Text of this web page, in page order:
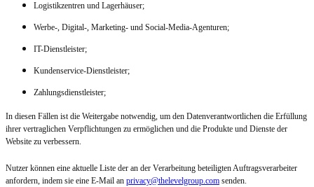
Logistikzentren und Lagerhäuser;
Werbe-, Digital-, Marketing- und Social-Media-Agenturen;
IT-Dienstleister;
Kundenservice-Dienstleister;
Zahlungsdienstleister;
In diesen Fällen ist die Weitergabe notwendig, um den Datenverantwortlichen die Erfüllung
ihrer vertraglichen Verpflichtungen zu ermöglichen und die Produkte und Dienste der
Website zu verbessern.
Nutzer können eine aktuelle Liste der an der Verarbeitung beteiligten Auftragsverarbeiter
anfordern, indem sie eine E-Mail an privacy@thelevelgroup.com senden.